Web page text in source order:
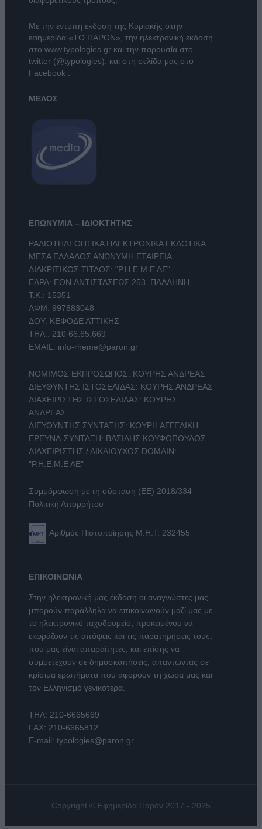
Με την έντυπη έκδοση της Κυριακής στην
εφημερίδα «ΤΟ ΠΑΡΟΝ», την ηλεκτρονική έκδοση
στο www.typologies.grκαι την παρουσία στο
twitter (@typologies), και στη σελίδα μας στο
Facebook .
ΜΕΛΟΣ
ΕΠΩΝΥΜΙΑ – ΙΔΙΟΚΤΗΤΗΣ
ΡΑΔΙΟΤΗΛΕΟΠΤΙΚΑ ΗΛΕΚΤΡΟΝΙΚΑ ΕΚΔΟΤΙΚΑ
ΜΕΣΑ ΕΛΛΑΔΟΣ ΑΝΩΝΥΜΗ ΕΤΑΙΡΕΙΑ
ΔΙΑΚΡΙΤΙΚΟΣ ΤΙΤΛΟΣ: "Ρ.Η.Ε.Μ.Ε ΑΕ"
ΕΔΡΑ: ΕΘΝ.ΑΝΤΙΣΤΑΣΕΩΣ 253, ΠΑΛΛΗΝΗ,
Τ.Κ.: 15351
ΑΦΜ: 997883048
ΔΟΥ: ΚΕΦΟΔΕ ΑΤΤΙΚΗΣ
ΤΗΛ.: 210 66.65.669
EMAIL: info-rheme@paron.gr
ΝΟΜΙΜΟΣ ΕΚΠΡΟΣΩΠΟΣ: ΚΟΥΡΗΣ ΑΝΔΡΕΑΣ
ΔΙΕΥΘΥΝΤΗΣ ΙΣΤΟΣΕΛΙΔΑΣ: ΚΟΥΡΗΣ ΑΝΔΡΕΑΣ
ΔΙΑΧΕΙΡΙΣΤΗΣ ΙΣΤΟΣΕΛΙΔΑΣ: ΚΟΥΡΗΣ
ΑΝΔΡΕΑΣ
ΔΙΕΥΘΥΝΤΗΣ ΣΥΝΤΑΞΗΣ: ΚΟΥΡΗ ΑΓΓΕΛΙΚΗ
ΕΡΕΥΝΑ-ΣΥΝΤΑΞΗ: ΒΑΣΙΛΗΣ ΚΟΥΦΟΠΟΥΛΟΣ
ΔΙΑΧΕΙΡΙΣΤΗΣ / ΔΙΚΑΙΟΥΧΟΣ DOMAIN:
"Ρ.Η.Ε.Μ.Ε ΑΕ"
Συμμόρφωση με τη σύσταση (ΕΕ) 2018/334
Πολιτική Απορρήτου
Αριθμός Πιστοποίησης Μ.Η.Τ. 232455
ΕΠΙΚΟΙΝΩΝΙΑ
Στην ηλεκτρονική μας έκδοση οι αναγνώστες μας
μπορούν παράλληλα να επικοινωνούν μαζί μας με
το ηλεκτρονικό ταχυδρομείο, προκειμένου να
εκφράζουν τις απόψεις και τις παρατηρήσεις τους,
που μας είναι απαραίτητες, και επίσης να
συμμετέχουν σε δημοσκοπήσεις, απαντώντας σε
κρίσιμα ερωτήματα που αφορούν τη χώρα μας και
τον Ελληνισμό γενικότερα.
ΤΗΛ: 210-6665669
FAX: 210-6665812
E-mail: typologies@paron.gr
Copyright © Εφημερίδα Παρόν 2017 - 2025